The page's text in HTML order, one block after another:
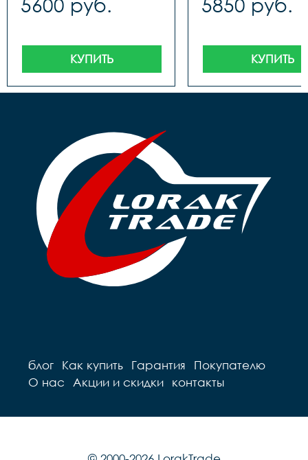
5600 руб.
КУПИТЬ
5850 руб.
КУПИТЬ
блог Как купить Гарантия
Покупателю
О нас
Акции и скидки контакты